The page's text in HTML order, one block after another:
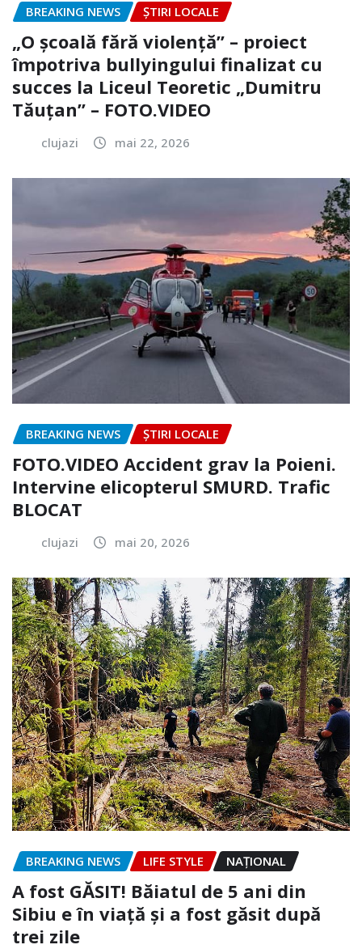
BREAKING NEWS ȘTIRI LOCALE
„O școală fără violență” – proiect
împotriva bullyingului finalizat cu
succes la Liceul Teoretic „Dumitru
Tăuțan” – FOTO.VIDEO
clujazi mai 22, 2026
BREAKING NEWS ȘTIRI LOCALE
FOTO.VIDEO Accident grav la Poieni.
Intervine elicopterul SMURD. Trafic
BLOCAT
clujazi mai 20, 2026
BREAKING NEWS LIFE STYLE NAŢIONAL
A fost GĂSIT! Băiatul de 5 ani din
Sibiu e în viață și a fost găsit după
trei zile